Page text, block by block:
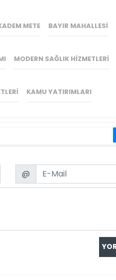
METE BAYIR MAHALLESI
MODERN SAĞLIK HIZMETLERI
KAMU YATIRIMLARI
Email
@